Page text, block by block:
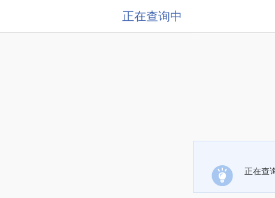
正在查询中
正在查